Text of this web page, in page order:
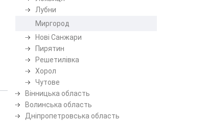
Лубни
Миргород
Нові Санжари
Пирятин
Решетилівка
Хорол
Чутове
Вінницька область
Волинська область
Дніпропетровська область